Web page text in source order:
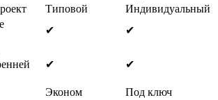
Типовой
Индивидуальный
✔
✔
✔ ✔
Эконом
Под ключ